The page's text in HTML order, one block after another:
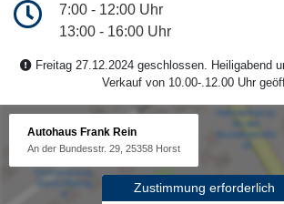
7:00 - 12:00 Uhr
13:00 - 16:00 Uhr
Freitag 27.12.2024 geschlossen. Heiligabend
Verkauf von 10.00-.12.00 Uhr
Autohaus Frank Rein
An der Bundesstr. 29, 25358 Horst
Zustimmung erforderlich